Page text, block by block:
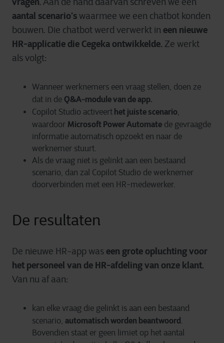
aantal scenario’s waarmee we een chatbot konden
bouwen. Die chatbot werd verwerkt in een nieuwe
HR-applicatie die Cegeka ontwikkelde. Ze werkt
als volgt:
Wanneer werknemers een vraag stellen, doen ze
dat in de Q&A-module van de app.
Copilot Studio activeert het juiste scenario,
waardoor Microsoft Power Automate de gevraagde
informatie automatisch opzoekt en naar de
werknemer stuurt.
Als de vraag niet is gelinkt aan een bestaand
scenario, dan zal Copilot Studio de werknemer
doorverbinden met een HR-medewerker.
De resultaten
De nieuwe HR-app was een grote opluchting voor
het personeel van de HR-afdeling van onze klant.
Van nu af aan:
kan elke vraag die gelinkt is aan een bestaand
scenario, automatisch worden beantwoord .
Bovendien staat er geen limiet op het aantal